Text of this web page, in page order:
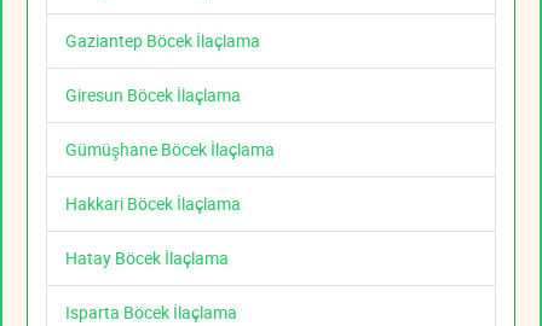
Gaziantep Böcek İlaçlama
Giresun Böcek İlaçlama
Gümüşhane Böcek İlaçlama
Hakkari Böcek İlaçlama
Hatay Böcek İlaçlama
Isparta Böcek İlaçlama